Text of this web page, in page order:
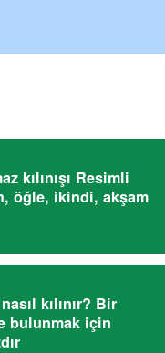
kılınışı Resimli
öğle, ikindi, akşam
kılınır? Bir
bulunmak için